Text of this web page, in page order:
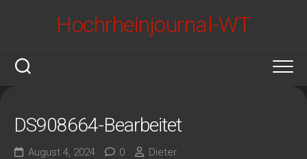
Hochrheinjournal-WT
DS908664-Bearbeitet
August 4, 2024 0 Dieter